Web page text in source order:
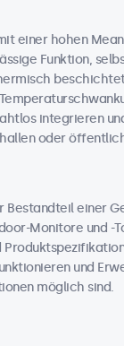
einer hohen
Funktion,
integrieren
oder
einer
Monitore und -
und
möglich sind.